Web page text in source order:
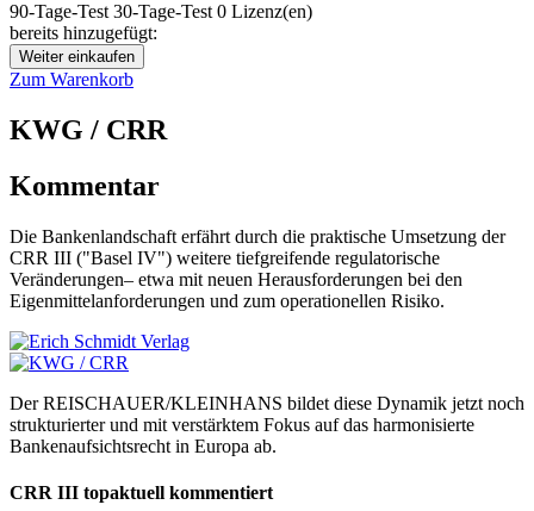
90-Tage-Test 30-Tage-Test 0 Lizenz(en)
bereits hinzugefügt:
Weiter einkaufen
Zum Warenkorb
KWG / CRR
Kommentar
Die Bankenlandschaft erfährt durch die praktische Umsetzung der
CRR III ("Basel IV") weitere tiefgreifende regulatorische
Veränderungen– etwa mit neuen Herausforderungen bei den
Eigenmittelanforderungen und zum operationellen Risiko.
Der REISCHAUER/KLEINHANS bildet diese Dynamik jetzt noch
strukturierter und mit verstärktem Fokus auf das harmonisierte
Bankenaufsichtsrecht in Europa ab.
CRR III topaktuell kommentiert